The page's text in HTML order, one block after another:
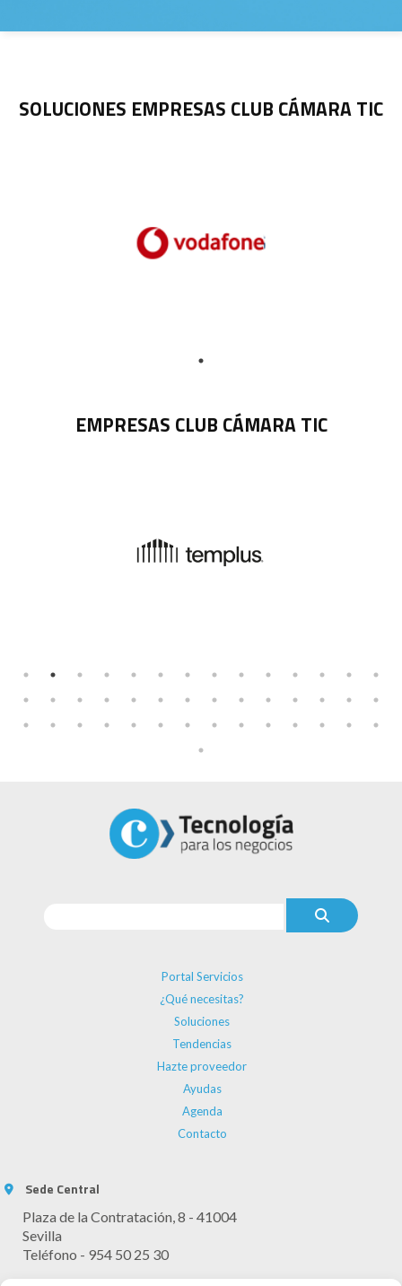
SOLUCIONES EMPRESAS CLUB CÁMARA TIC
EMPRESAS CLUB CÁMARA TIC
Portal Servicios
¿Qué necesitas?
Soluciones
Tendencias
Hazte proveedor
Ayudas
Agenda
Contacto
Sede Central
Plaza de la Contratación, 8 - 41004
Sevilla
Teléfono - 954 50 25 30